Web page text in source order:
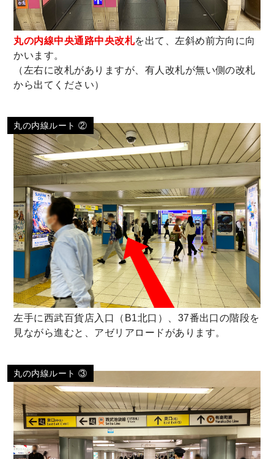
丸の内線中央通路中央改札を出て、左斜め前方向に向
かいます。
（左右に改札がありますが、有人改札が無い側の改札
から出てください）
丸の内線ルート ②
左手に西武百貨店入口（B1北口）、37番出口の階段を
見ながら進むと、アゼリアロードがあります。
丸の内線ルート ③